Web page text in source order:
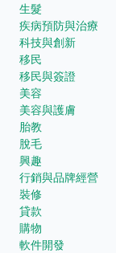
生髮
疾病預防與治療
科技與創新
移民
移民與簽證
美容
美容與護膚
胎教
脫毛
興趣
行銷與品牌經營
裝修
貸款
購物
軟件開發